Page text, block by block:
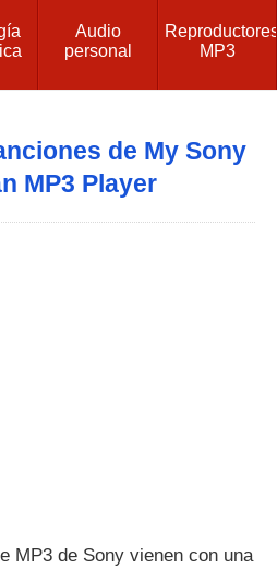
Audio
personal
MP3
de My Sony
MP3 Player
MP3 de Sony vienen con una